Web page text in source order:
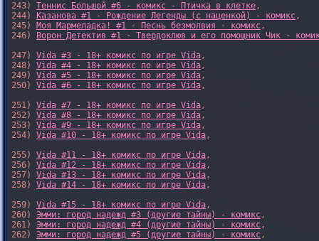
243) Теннис Большой #6 - комикс - Птичка в клетке,
244)
Казанова #1 - Рождение Легенды (с наценкой) - комикс,
245) Моя Мармеладка! #1 - Песнь безмолвия - комикс,
246)
Ворон Детектив #1 - Твердоклюв и его помощник Чик -
247) Vida #3 - 18+ комикс по игре Vida,
248) Vida #4 - 18+ комикс по игре Vida,
249) Vida #5 - 18+ комикс по игре Vida,
250) Vida #6 - 18+ комикс по игре Vida,
251) Vida #7 - 18+ комикс по игре Vida,
252) Vida #8 - 18+ комикс по игре Vida,
253) Vida #9 - 18+ комикс по игре Vida,
254) Vida #10 - 18+ комикс по игре Vida,
255) Vida #11 - 18+ комикс по игре Vida,
256) Vida #12 - 18+ комикс по игре Vida,
257) Vida #13 - 18+ комикс по игре Vida,
258) Vida #14 - 18+ комикс по игре Vida,
259) Vida #15 - 18+ комикс по игре Vida,
260) Эмми: город надежд #3 (другие тайны) - комикс,
261) Эмми: город надежд #4 (другие тайны) - комикс,
262) Эмми: город надежд #5 (другие тайны) - комикс,